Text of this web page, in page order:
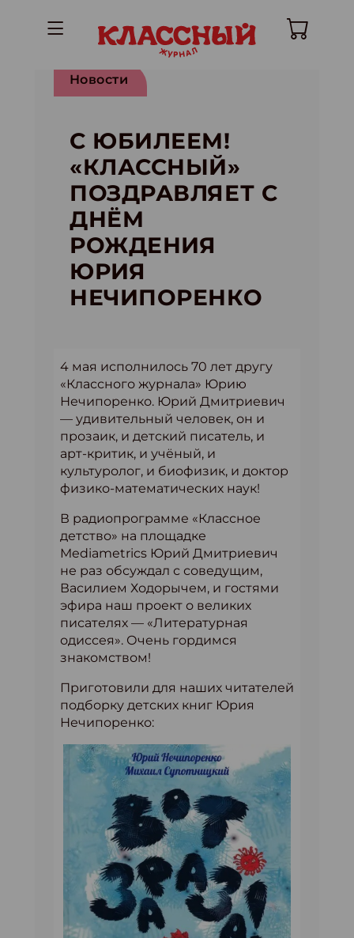
Новости
С ЮБИЛЕЕМ!
«КЛАССНЫЙ»
ПОЗДРАВЛЯЕТ С
ДНЁМ
РОЖДЕНИЯ
ЮРИЯ
НЕЧИПОРЕНКО
4 мая исполнилось 70 лет другу
«Классного журнала» Юрию
Нечипоренко. Юрий Дмитриевич
— удивительный человек, он и
прозаик, и детский писатель, и
арт-критик, и учёный, и
культуролог, и биофизик, и доктор
физико-математических наук!
В радиопрограмме «Классное
детство» на площадке
Mediametrics Юрий Дмитриевич
не раз обсуждал с соведущим,
Василием Ходорычем, и гостями
эфира наш проект о великих
писателях — «Литературная
одиссея». Очень гордимся
знакомством!
Приготовили для наших читателей
подборку детских книг Юрия
Нечипоренко: